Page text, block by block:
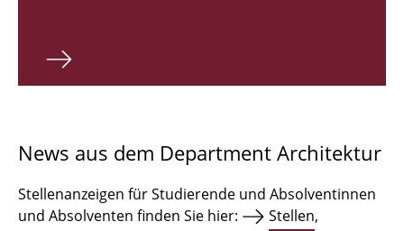
Master Architektur
Qualifikationsprofil
Institute
News aus dem Department Architektur
Stellenanzeigen für Studierende und Absolventinnen
und Absolventen finden Sie hier:
Stellen,